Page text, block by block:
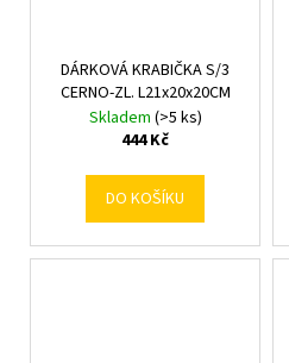
DÁRKOVÁ KRABIČKA S/3
CERNO-ZL. L21x20x20CM
Skladem (>5 ks)
444 Kč
DO KOŠÍKU